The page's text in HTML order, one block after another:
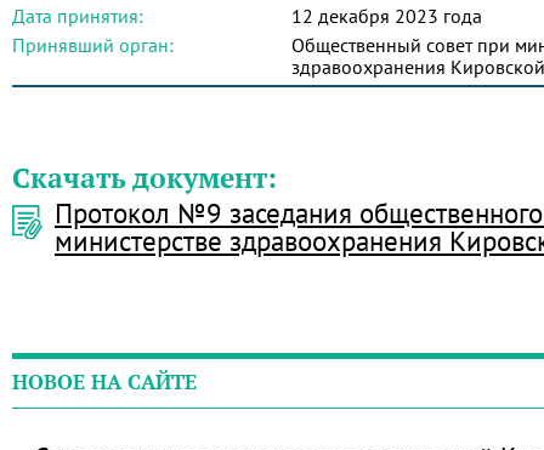
Дата принятия:
12 декабря 2023 года
Принявший орган:
Общественный совет при
здравоохранения
Скачать документ:
Протокол №9 заседания
министерстве здравоохранения
НОВОЕ НА САЙТЕ